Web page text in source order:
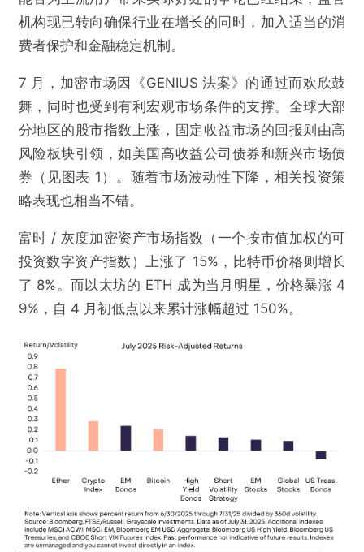
机构现已转向确保行业在增长的同时，加入适当的消
费者保护和金融稳定机制。
7 月，加密市场因《GENIUS 法案》的通过而欢欣鼓
舞，同时也受到有利宏观市场条件的支撑。全球大部
分地区的股市指数上涨，固定收益市场的回报则由高
风险板块引领，如美国高收益公司债券和新兴市场债
券（见图表 1）。随着市场波动性下降，相关投资策
略表现也相当不错。
富时 / 灰度加密资产市场指数（一个按市值加权的可
投资数字资产指数）上涨了 15%，比特币价格则增长
了 8%。而以太坊的 ETH 成为当月明星，价格暴涨 4
9%，自 4 月初低点以来累计涨幅超过 150%。